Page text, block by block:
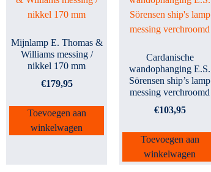
Mijnlamp E. Thomas &
Williams messing /
nikkel 170 mm
€179,95
Toevoegen aan
winkelwagen
Cardanische
wandophanging E.S.
Sörensen ship’s lamp
messing verchroomd
€103,95
Toevoegen aan
winkelwagen